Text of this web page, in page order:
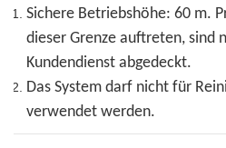
Sichere Betriebshöhe: 60 m.
dieser Grenze auftreten, sind
Kundendienst abgedeckt.
Das System darf nicht für
verwendet werden.